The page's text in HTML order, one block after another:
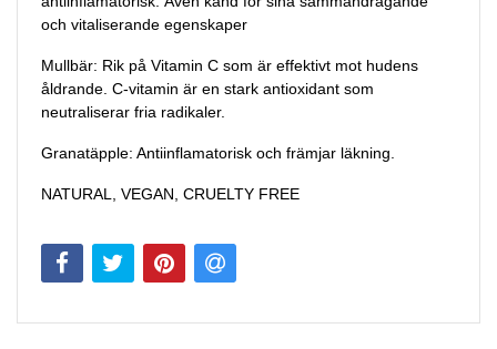
och vitaliserande egenskaper
Mullbär: Rik på Vitamin C som är effektivt mot hudens
åldrande. C-vitamin är en stark antioxidant som
neutraliserar fria radikaler.
Granatäpple: Antiinflamatorisk och främjar läkning.
NATURAL, VEGAN, CRUELTY FREE